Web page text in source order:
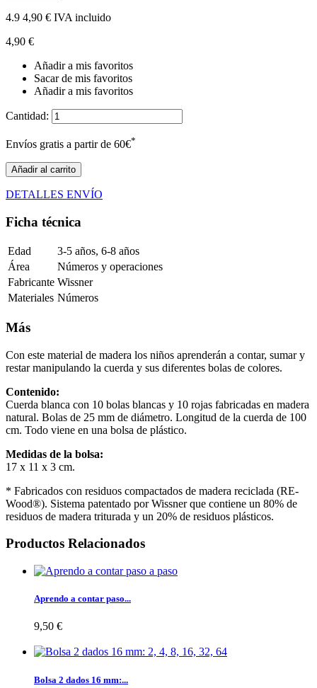
4.9 4,90 € IVA incluido
4,90 €
Añadir a mis favoritos
Sacar de mis favoritos
Añadir a mis favoritos
Cantidad:
Envíos gratis a partir de 60€*
Añadir al carrito
DETALLES ENVÍO
Ficha técnica
Edad
3-5 años, 6-8 años
Área
Números y operaciones
Fabricante Wissner
Materiales Números
Más
Con este material de madera los niños aprenderán a contar, sumar y
restar manipulando la cuerda y sus diferentes bolas de colores.
Contenido:
Cuerda blanca con 10 bolas blancas y 10 rojas fabricadas en madera
natural. Bolas de 25 mm de diámetro. Longitud de la cuerda de 100
cm. Todo viene en una bolsa de plástico.
Medidas de la bolsa:
17 x 11 x 3 cm.
* Fabricados con residuos compactados de madera reciclada (RE-
Wood®). Sistema patentado por Wissner que contiene un 80% de
residuos de madera triturada y un 20% de residuos plásticos.
Productos Relacionados
Aprendo a contar paso...
9,50 €
Bolsa 2 dados 16 mm:...